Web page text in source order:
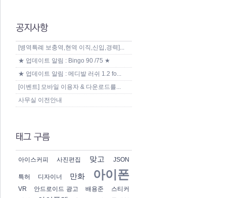
[병역특례 보충역,현역 이직,신입,경력]...
★ 업데이트 알림 : Bingo 90 /75 ★
★ 업데이트 알림 : 메디발 러쉬 1.2 fo...
[이벤트] 모바일 이용자 & 다운로드를...
사무실 이전안내
아이스커피 사진편집 맞고 JSON
특허 디자이너 만화 아이폰
VR 안드로이드 광고 배용준
스티커